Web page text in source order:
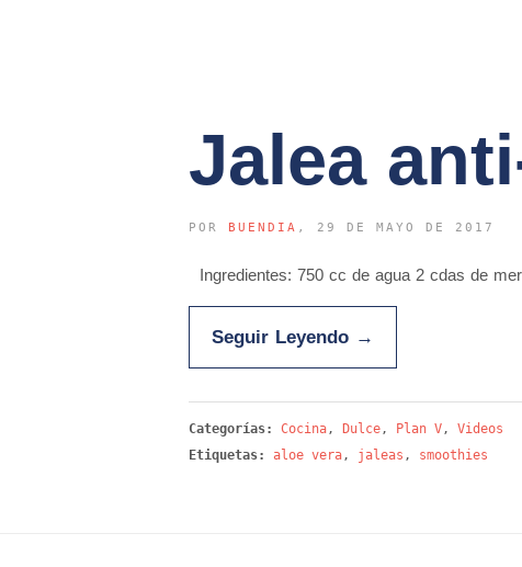
Jalea
POR BUENDIA , 29 DE MAYO DE 2017
Ingredientes: 750 cc de agua 2 cdas de
Seguir Leyendo →
Categorías: Cocina , Dulce , Plan V , Videos
Etiquetas:
aloe vera , jaleas , smoothies